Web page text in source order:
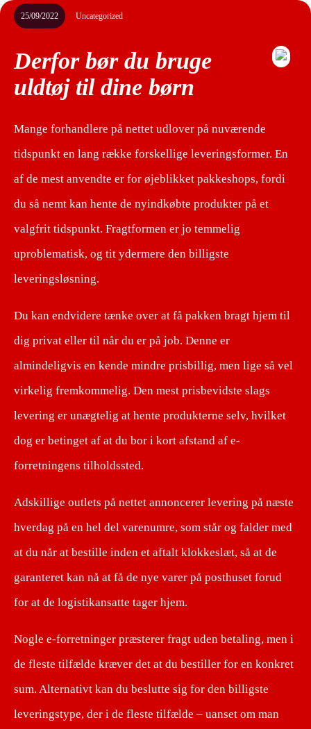
25/09/2022 Uncategorized
Derfor bør du bruge
uldtøj til dine børn
Mange forhandlere på nettet udlover på nuværende
tidspunkt en lang række forskellige leveringsformer. En
af de mest anvendte er for øjeblikket pakkeshops, fordi
du så nemt kan hente de nyindkøbte produkter på et
valgfrit tidspunkt. Fragtformen er jo temmelig
uproblematisk, og tit ydermere den billigste
leveringsløsning.
Du kan endvidere tænke over at få pakken bragt hjem til
dig privat eller til når du er på job. Denne er
almindeligvis en kende mindre prisbillig, men lige så vel
virkelig fremkommelig. Den mest prisbevidste slags
levering er unægtelig at hente produkterne selv, hvilket
dog er betinget af at du bor i kort afstand af e-
forretningens tilholdssted.
Adskillige outlets på nettet annoncerer levering på næste
hverdag på en hel del varenumre, som står og falder med
at du når at bestille inden et aftalt klokkeslæt, så at de
garanteret kan nå at få de nye varer på posthuset forud
for at de logistikansatte tager hjem.
Nogle e-forretninger præsterer fragt uden betaling, men i
de fleste tilfælde kræver det at du bestiller for en konkret
sum. Alternativt kan du beslutte sig for den billigste
leveringstype, der i de fleste tilfælde – uanset om man